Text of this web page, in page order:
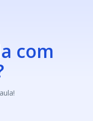
com